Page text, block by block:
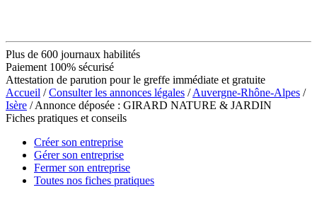
Plus de 600 journaux habilités
Paiement 100% sécurisé
Attestation de parution pour le greffe immédiate et gratuite
Accueil /Consulter les annonces légales /Auvergne-Rhône-Alpes /
Isère / Annonce déposée : GIRARD NATURE & JARDIN
Fiches pratiques et conseils
Créer son entreprise
Gérer son entreprise
Fermer son entreprise
Toutes nos fiches pratiques